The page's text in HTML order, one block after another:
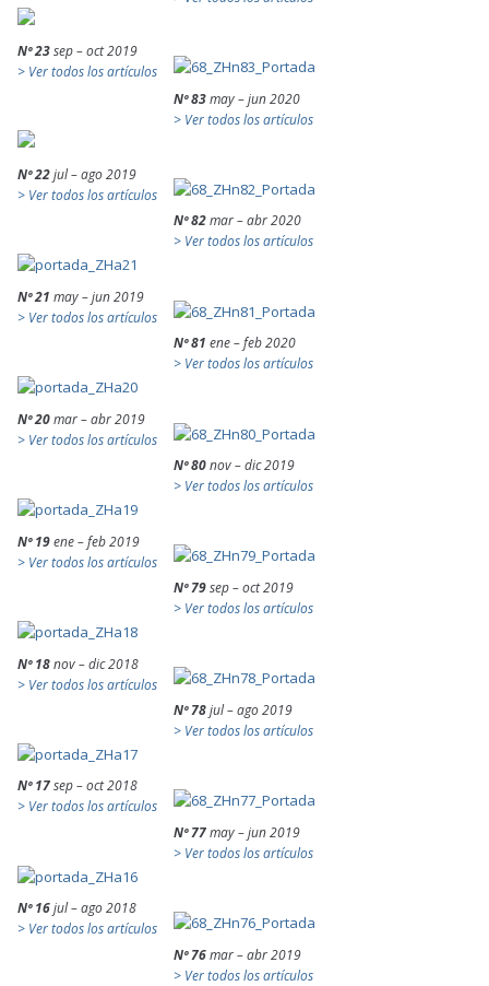
Nº 23sep – oct 2019
> Ver todos los artículos
Nº 22jul – ago 2019
> Ver todos los artículos
Nº 21 may – jun 2019
> Ver todos los artículos
Nº 20mar – abr 2019
> Ver todos los artículos
Nº 19ene – feb 2019
> Ver todos los artículos
Nº 18nov – dic 2018
> Ver todos los artículos
Nº 17sep – oct 2018
> Ver todos los artículos
Nº 16jul – ago 2018
> Ver todos los artículos
Nº 83may – jun 2020
> Ver todos los artículos
Nº 82mar – abr 2020
> Ver todos los artículos
Nº 81 ene – feb 2020
> Ver todos los artículos
Nº 80nov – dic 2019
> Ver todos los artículos
Nº 79sep – oct 2019
> Ver todos los artículos
Nº 78jul – ago 2019
> Ver todos los artículos
Nº 77may – jun 2019
> Ver todos los artículos
Nº 76mar – abr 2019
> Ver todos los artículos